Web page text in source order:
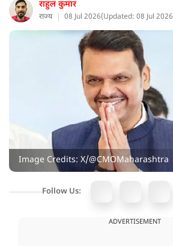
राहुल कुमार
राज्य 08 Jul 2026(Updated: 08 Jul 2026
Image Credits: X/@CMOMaharashtra
Follow Us:
ADVERTISEMENT